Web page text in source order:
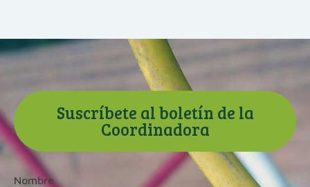
Suscríbete al boletín de la
Coordinadora
Nombre